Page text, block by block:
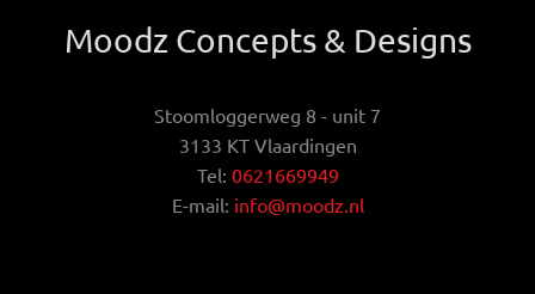
Moodz Concepts & Designs
Stoomloggerweg 8 - unit 7
3133 KT Vlaardingen
Tel: 0621669949
E-mail: info@moodz.nl